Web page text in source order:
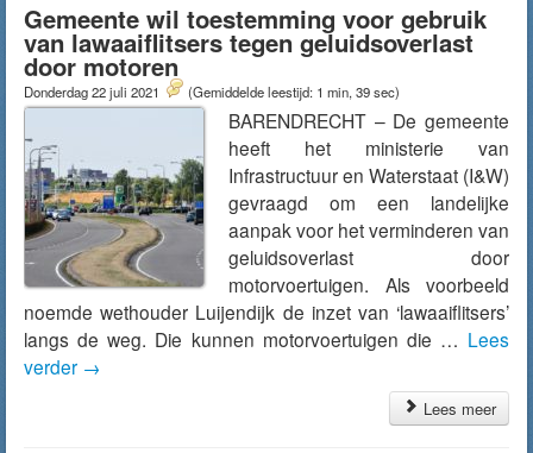
Gemeente wil toestemming voor gebruik
van lawaaiflitsers tegen geluidsoverlast
door motoren
Donderdag 22 juli 2021 (Gemiddelde leestijd: 1 min, 39 sec)
BARENDRECHT – De gemeente
heeft het ministerie van
Infrastructuur en Waterstaat (I&W)
gevraagd om een landelijke
aanpak voor het verminderen van
geluidsoverlast door
motorvoertuigen. Als voorbeeld
noemde wethouder Luijendijk de inzet van ‘lawaaiflitsers’
langs de weg. Die kunnen motorvoertuigen die … Lees
verder →
Lees meer